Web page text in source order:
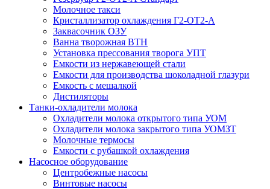
Молочное такси
Кристаллизатор охлаждения Г2-ОТ2-А
Заквасочник ОЗУ
Ванна творожная ВТН
Установка прессования творога УПТ
Емкости из нержавеющей стали
Емкости для производства шоколадной глазури
Емкость с мешалкой
Дистиляторы
Танки-охладители молока
Охладители молока открытого типа УОМ
Охладители молока закрытого типа УОМЗТ
Молочные термосы
Емкости с рубашкой охлаждения
Насосное оборудование
Центробежные насосы
Винтовые насосы